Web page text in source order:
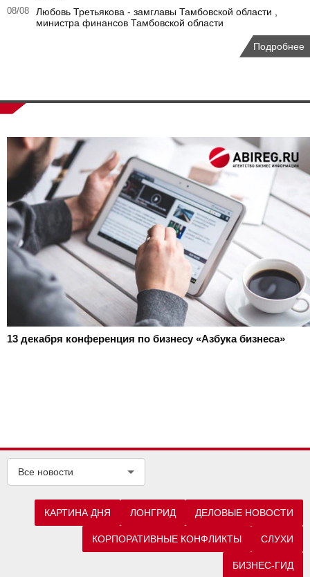
08/08
Любовь Третьякова - замглавы Тамбовской области ,
министра финансов Тамбовской области
Подробнее
13 декабря конференция по бизнесу «Азбука бизнеса»
Все новости
КАРТИНА ДНЯ ЛОНГРИД ДЕЛОВЫЕ НОВОСТИ
КОРПОРАТИВНЫЕ КОНФЛИКТЫ СЛУХИ
БИЗНЕС-ГИД